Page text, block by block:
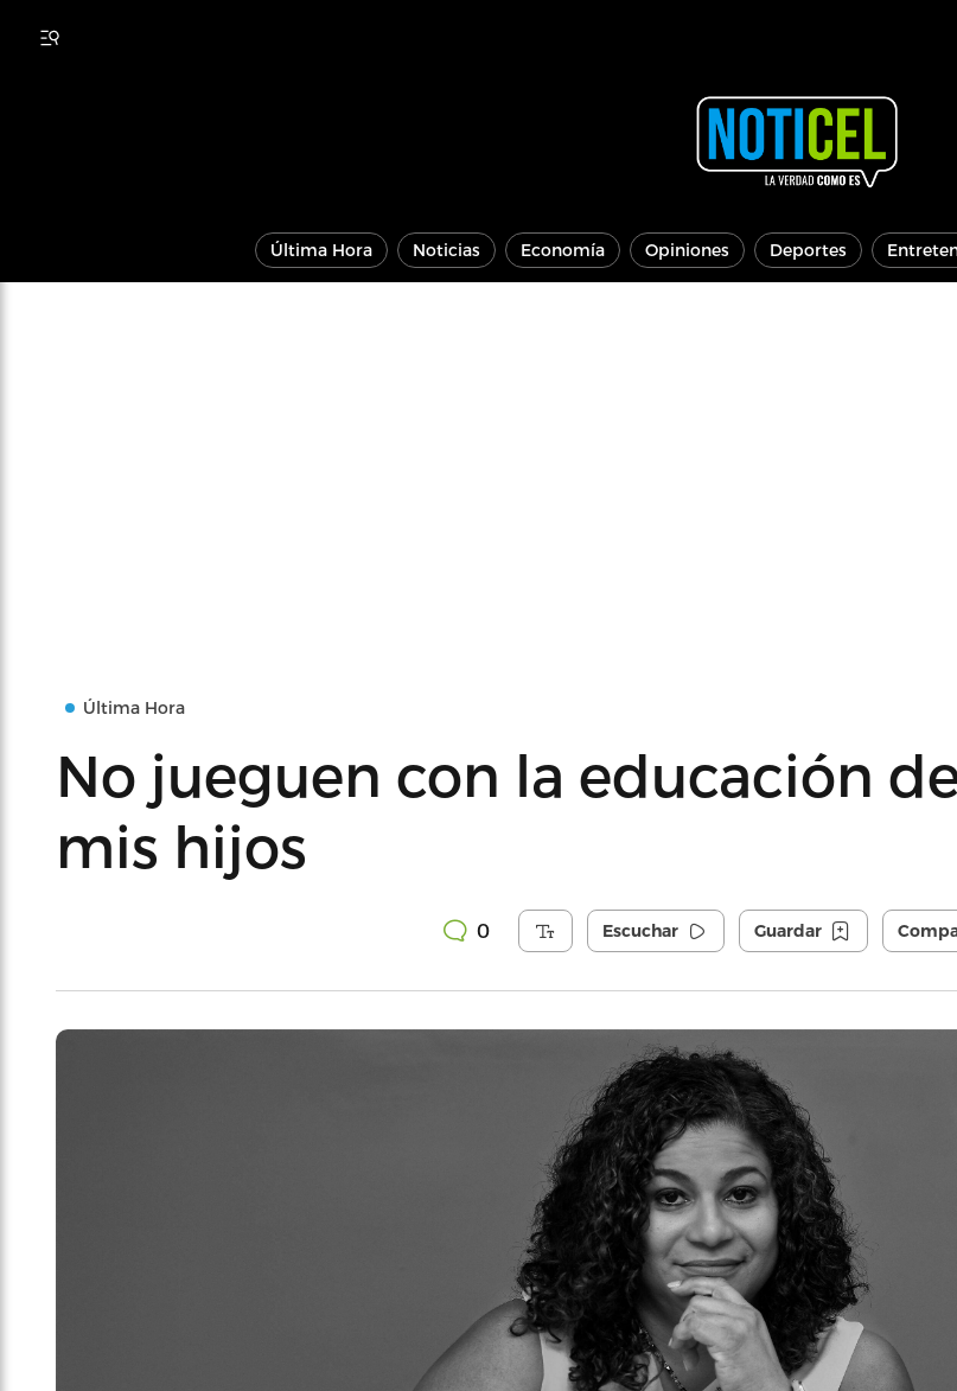
Última Hora Noticias Economía Opiniones Deportes
Última Hora
No jueguen con la educación
mis hijos
0 Escuchar Guardar